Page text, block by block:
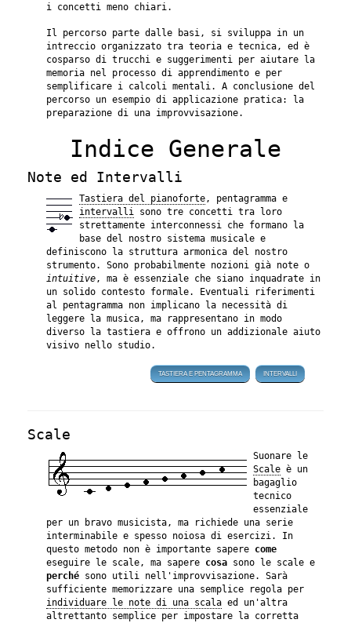
i concetti meno chiari.
Il percorso parte dalle basi, si sviluppa in un
intreccio organizzato tra teoria e tecnica, ed è
cosparso di trucchi e suggerimenti per aiutare la
memoria nel processo di apprendimento e per
semplificare i calcoli mentali. A conclusione del
percorso un esempio di applicazione pratica: la
preparazione di una improvvisazione.
Indice Generale
Note ed Intervalli
Tastiera del pianoforte, pentagramma e
intervalli sono tre concetti tra loro
strettamente interconnessi che formano la
base del nostro sistema musicale e
definiscono la struttura armonica del nostro
strumento. Sono probabilmente nozioni già note o
intuitive, ma è essenziale che siano inquadrate in
un solido contesto formale. Eventuali riferimenti
al pentagramma non implicano la necessità di
leggere la musica, ma rappresentano in modo
diverso la tastiera e offrono un addizionale aiuto
visivo nello studio.
TASTIERA E PENTAGRAMMA INTERVALLI
Scale
Suonare le
Scale è un
bagaglio
tecnico
essenziale
per un bravo musicista, ma richiede una serie
interminabile e spesso noiosa di esercizi. In
questo metodo non è importante sapere come
eseguire le scale, ma sapere cosa sono le scale e
perché sono utili nell'improvvisazione. Sarà
sufficiente memorizzare una semplice regola per
individuare le note di una scala ed un'altra
altrettanto semplice per impostare la corretta